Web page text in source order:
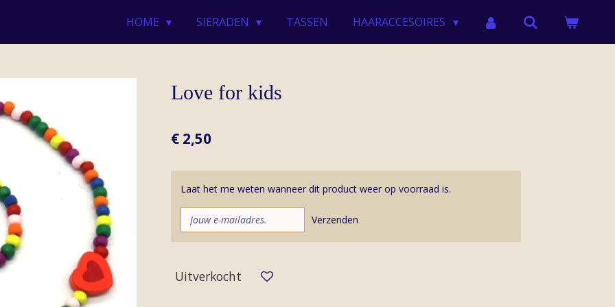
HOME SIERADEN TASSEN HAARACCESOIRES
Love for kids
€ 2,50
Laat het me weten wanneer dit product weer op voorraad is.
Verzenden
Uitverkocht